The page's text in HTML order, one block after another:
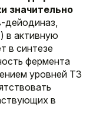
значительно
дейодиназ,
в активную
в синтезе
фермента
уровней T3
в